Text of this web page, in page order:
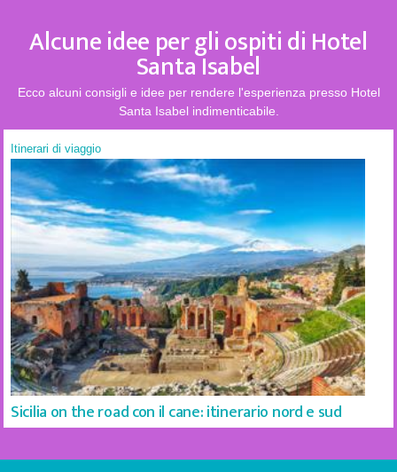
Alcune idee per gli ospiti di Hotel
Santa Isabel
Ecco alcuni consigli e idee per rendere l'esperienza presso Hotel
Santa Isabel indimenticabile.
Itinerari di viaggio
Sicilia on the road con il cane: itinerario nord e sud